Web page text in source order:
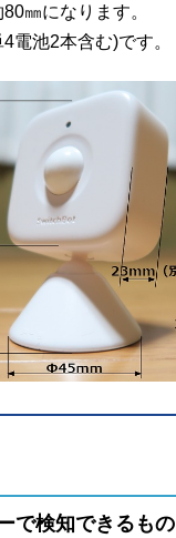
㎜になります。
電池2本含む)です。
で検知できるもの